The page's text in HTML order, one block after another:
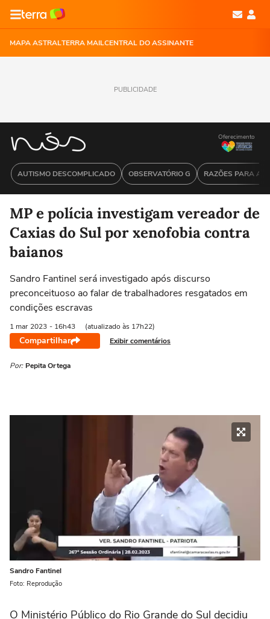
MAPA ASTRALTERRA MAILCENTRAL DO ASSINANTE
PUBLICIDADE
AUTISMO DESCOMPLICADO OBSERVATÓRIO G RAZÕES PARA
Oferecimento
MP e polícia investigam vereador de
Caxias do Sul por xenofobia contra
baianos
Sandro Fantinel será investigado após discurso
preconceituoso ao falar de trabalhadores resgatados em
condições escravas
1 mar 2023 - 16h43 (atualizado às 17h22)
Compartilhar Exibir comentários
Por: Pepita Ortega
Sandro Fantinel
Foto: Reprodução
O Ministério Público do Rio Grande do Sul decidiu